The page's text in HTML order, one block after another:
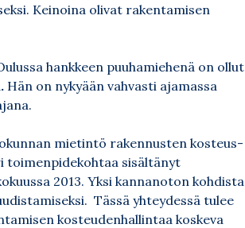
Keinoina olivat rakentamisen
hankkeen puuhamiehenä on ollut
Hän on nykyään vahvasti ajamassa
mietintö rakennusten kosteus-
toimenpidekohtaa sisältänyt
2013. Yksi kannanoton kohdista
Tässä yhteydessä tulee
kosteudenhallintaa koskeva